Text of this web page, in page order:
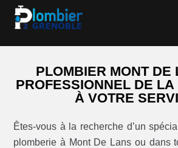
PLOMBIER MONT DE
PROFESSIONNEL DE
À VOTRE
Êtes-vous à la recherche d’un
plomberie à Mont De Lans ou dans